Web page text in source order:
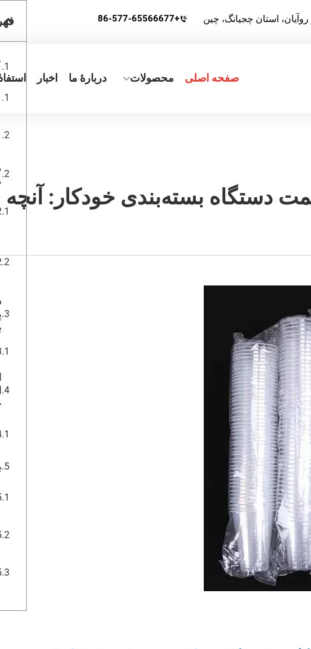
+86-577-65566677
صفحه اصلی محصولات دربارهٔ ما اخبار
دستگاه بسته‌بندی خودکار: آنچه